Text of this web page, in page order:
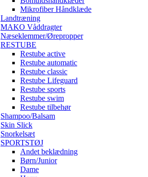
Mikrofiber Håndklæde
Landtræning
MAKO Våddragter
Næseklemmer/Ørepropper
RESTUBE
Restube active
Restube automatic
Restube classic
Restube Lifeguard
Restube sports
Restube swim
Restube tilbehør
Shampoo/Balsam
Skin Slick
Snorkelsæt
SPORTSTØJ
Andet beklædning
Børn/Junior
Dame